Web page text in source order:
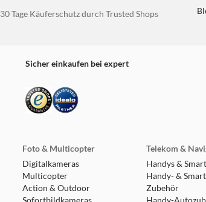
30 Tage Käuferschutz durch Trusted Shops
Sicher einkaufen bei expert
Foto & Multicopter
Digitalkameras
Multicopter
Action & Outdoor
Telekom &
Handys &
Handy- &
Zubehör